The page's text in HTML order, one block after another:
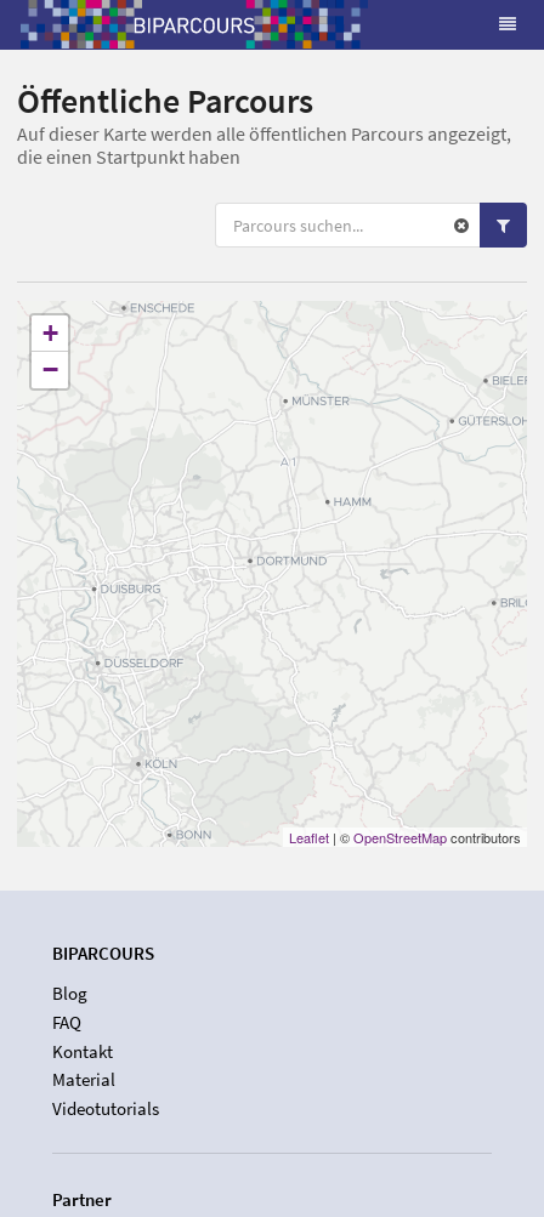
Öffentliche Parcours
Auf dieser Karte werden alle öffentlichen Parcours angezeigt,
die einen Startpunkt haben
+
−
Leaflet | ©OpenStreetMapcontributors
BIPARCOURS
Blog
FAQ
Kontakt
Material
Videotutorials
Partner